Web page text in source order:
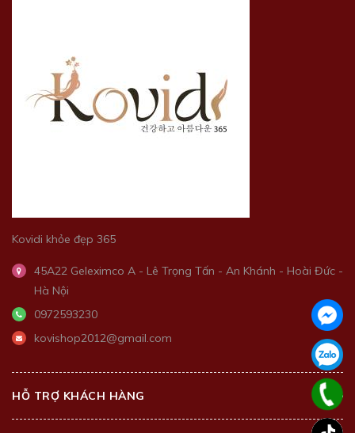
Kovidi khỏe đẹp 365
45A22 Geleximco A - Lê Trọng Tấn - An Khánh - Hoài Đức -
Hà Nội
0972593230
kovishop2012@gmail.com
HỖ TRỢ KHÁCH HÀNG